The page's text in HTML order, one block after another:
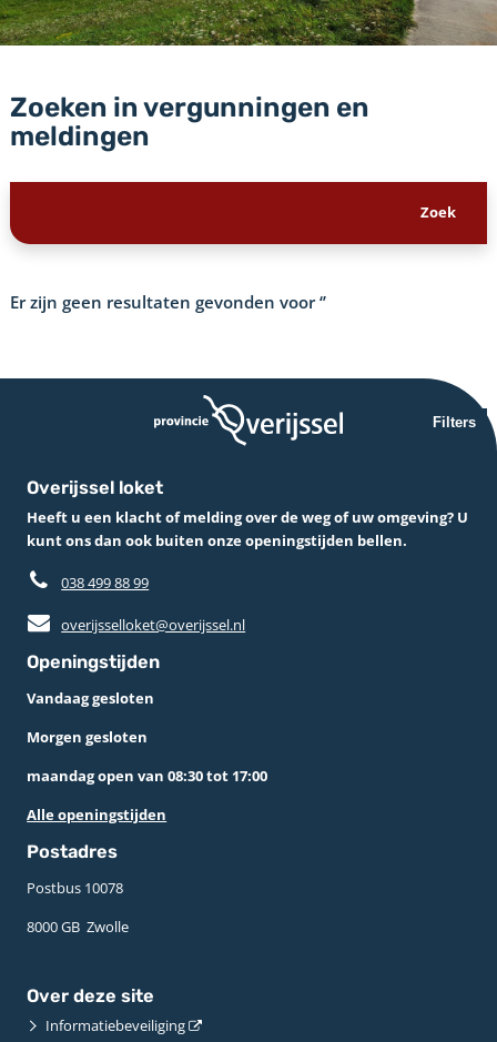
Zoeken in vergunningen en
meldingen
Er zijn geen resultaten gevonden voor‘’
Filters
Overijssel loket
Heeft u een klacht of melding over de weg of uw omgeving? U
kunt ons dan ook buiten onze openingstijden bellen.
038 499 88 99
overijsselloket@overijssel.nl
Openingstijden
Vandaag gesloten
Morgen gesloten
maandag open van 08:30 tot 17:00
Alle openingstijden
Postadres
Postbus 10078 ­
8000 GB ­ Zwolle
Over deze site
Informatiebeveiliging